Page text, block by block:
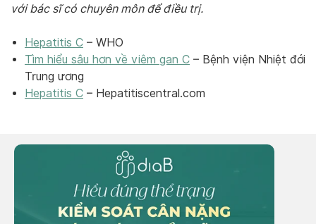
với bác sĩ có chuyên môn để điều trị.
Hepatitis C – WHO
Tìm hiểu sâu hơn về viêm gan C – Bệnh viện Nhiệt đới
Trung ương
Hepatitis C – Hepatitiscentral.com